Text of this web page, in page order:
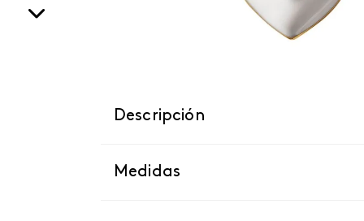
Descripción
Medidas